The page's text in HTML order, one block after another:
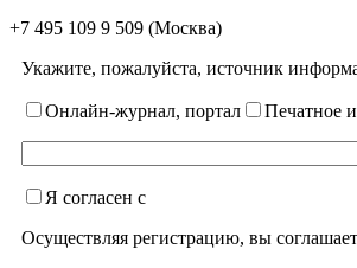
+7 495 109 9 509 (Москва)
Укажите, пожалуйста, источник
Онлайн-журнал, портал Печатное
Я согласен с
Осуществляя регистрацию, вы